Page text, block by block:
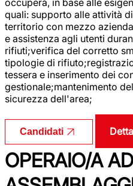
quali: supporto alle attività
territorio con mezzo
e assistenza agli utenti
rifiuti;verifica del corretto
tipologie di
tessera e inserimento dei
gestionale;mantenimento
sicurezza dell'area;
Candidati
OPERAIO/A